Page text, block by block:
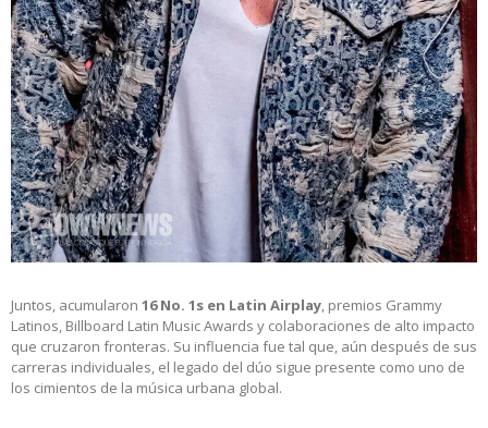
Juntos, acumularon 16 No. 1s en Latin Airplay, premios Grammy
Latinos, Billboard Latin Music Awards y colaboraciones de alto impacto
que cruzaron fronteras. Su influencia fue tal que, aún después de sus
carreras individuales, el legado del dúo sigue presente como uno de
los cimientos de la música urbana global.